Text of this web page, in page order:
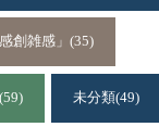
創雑感」 (35)
(59) 未分類(49)